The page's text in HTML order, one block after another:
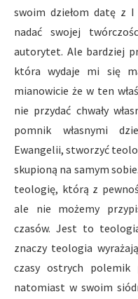
swoim dziełom datę z I
nadać swojej
autorytet. Ale bardziej
która wydaje mi się
mianowicie że w ten
nie przydać chwały
pomnik własnymi
Ewangelii, stworzyć
skupioną na samym
teologię, którą z
ale nie możemy
czasów. Jest to
znaczy teologia
czasy ostrych polemik
natomiast w swoim